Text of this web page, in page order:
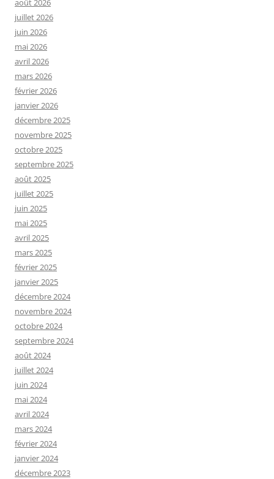
août 2026
juillet 2026
juin 2026
mai 2026
avril 2026
mars 2026
février 2026
janvier 2026
décembre 2025
novembre 2025
octobre 2025
septembre 2025
août 2025
juillet 2025
juin 2025
mai 2025
avril 2025
mars 2025
février 2025
janvier 2025
décembre 2024
novembre 2024
octobre 2024
septembre 2024
août 2024
juillet 2024
juin 2024
mai 2024
avril 2024
mars 2024
février 2024
janvier 2024
décembre 2023